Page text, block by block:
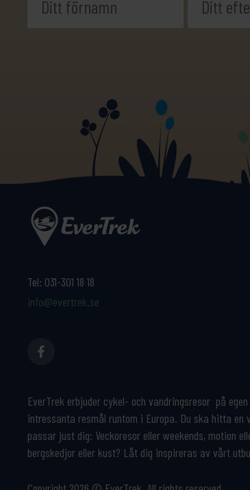
Tel: 031-301 18 18
info@evertrek.se
EverTrek erbjuder cykel- och vandringsresor på
intressanta resmål runtom i Europa. Du ska hitta en
passar just dig: Veckoresor eller weekends, motion
bergskedjor eller kust? Låt dig inspireras av vårt